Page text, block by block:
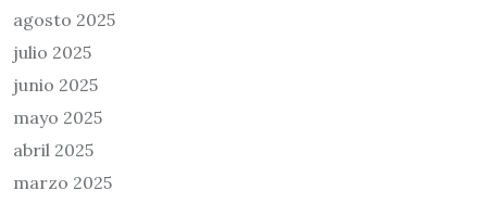
agosto 2025
julio 2025
junio 2025
mayo 2025
abril 2025
marzo 2025